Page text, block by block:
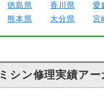
徳島県
香川県 愛
熊本県
大分県 宮
ミシン修理実績ア